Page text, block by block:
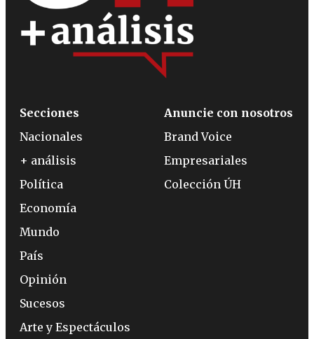
Secciones
Nacionales
+ análisis
Política
Economía
Mundo
País
Opinión
Sucesos
Arte y Espectáculos
Anuncie con nosotros
Brand Voice
Empresariales
Colección ÚH